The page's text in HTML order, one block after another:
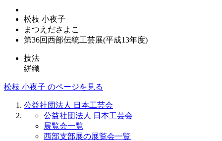
松枝 小夜子
まつえださよこ
第36回西部伝統工芸展(平成13年度)
技法
絣織
松枝 小夜子 のページを見る
公益社団法人 日本工芸会
公益社団法人 日本工芸会
展覧会一覧
西部支部展の展覧会一覧